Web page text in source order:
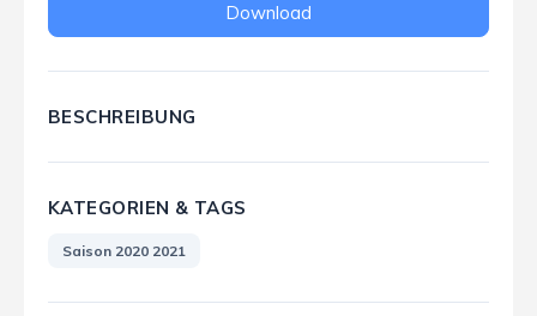
Download
BESCHREIBUNG
KATEGORIEN & TAGS
Saison 2020 2021